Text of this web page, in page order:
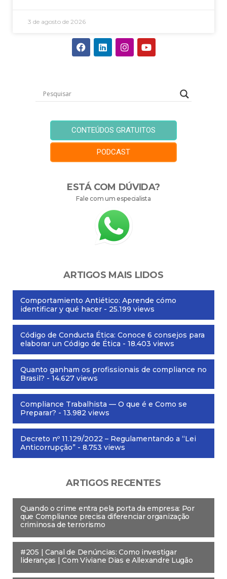
3 de agosto de 2026
CONTEÚDOS GRATUITOS
PODCAST
ESTÁ COM DÚVIDA?
Fale com um especialista
ARTIGOS MAIS LIDOS
Comportamiento Antiético: Aprende cómo
identificar y qué hacer - 25.199 views
Código de Conducta Ética: Conoce 6 consejos para
elaborar un Código de Ética - 18.403 views
Quanto ganham os profissionais de compliance no
Brasil? - 14.627 views
Compliance Trabalhista — O que é e Como se
Preparar? - 13.982 views
Decreto nº 11.129/2022 – Regulamentando a “Lei
Anticorrupção” - 8.753 views
ARTIGOS RECENTES
Quando o crime entra pela porta da empresa: Por
que Compliance precisa diferenciar organização
criminosa de terrorismo
#205 | Canal de Denúncias: Como investigar
lideranças | Com Viviane Dias e Allexandre Lugão